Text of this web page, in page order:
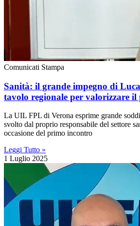
Comunicati Stampa
Sanità: il grande impegno di
tavolo regionale per valorizzare il
La UIL FPL di Verona esprime grande
svolto dal proprio responsabile del settore
occasione del primo incontro
Leggi Tutto »
1 Luglio 2025